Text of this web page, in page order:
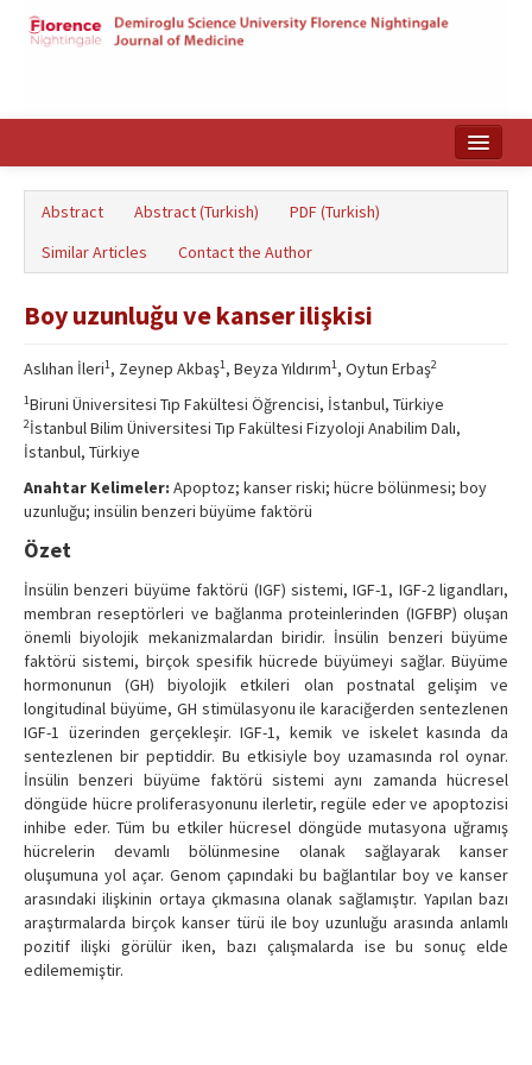
Türkçe
Abstract Abstract (Turkish)
PDF (Turkish)
Similar Articles
Contact the Author
Boy uzunluğu ve kanser ilişkisi
Aslıhan İleri1, Zeynep Akbaş1, Beyza Yıldırım1, Oytun Erbaş2
1Biruni Üniversitesi Tıp Fakültesi Öğrencisi, İstanbul, Türkiye
2İstanbul Bilim Üniversitesi Tıp Fakültesi Fizyoloji Anabilim Dalı,
İstanbul, Türkiye
Anahtar Kelimeler: Apoptoz; kanser riski; hücre bölünmesi; boy
uzunluğu; insülin benzeri büyüme faktörü
Özet
İnsülin benzeri büyüme faktörü (IGF) sistemi, IGF-1, IGF-2 ligandları,
membran reseptörleri ve bağlanma proteinlerinden (IGFBP) oluşan
önemli biyolojik mekanizmalardan biridir. İnsülin benzeri büyüme
faktörü sistemi, birçok spesifik hücrede büyümeyi sağlar. Büyüme
hormonunun (GH) biyolojik etkileri olan postnatal gelişim ve
longitudinal büyüme, GH stimülasyonu ile karaciğerden sentezlenen
IGF-1 üzerinden gerçekleşir. IGF-1, kemik ve iskelet kasında da
sentezlenen bir peptiddir. Bu etkisiyle boy uzamasında rol oynar.
İnsülin benzeri büyüme faktörü sistemi aynı zamanda hücresel
döngüde hücre proliferasyonunu ilerletir, regüle eder ve apoptozisi
inhibe eder. Tüm bu etkiler hücresel döngüde mutasyona uğramış
hücrelerin devamlı bölünmesine olanak sağlayarak kanser
oluşumuna yol açar. Genom çapındaki bu bağlantılar boy ve kanser
arasındaki ilişkinin ortaya çıkmasına olanak sağlamıştır. Yapılan bazı
araştırmalarda birçok kanser türü ile boy uzunluğu arasında anlamlı
pozitif ilişki görülür iken, bazı çalışmalarda ise bu sonuç elde
edilememiştir.